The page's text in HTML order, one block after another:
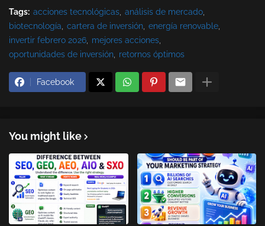
Tags: acciones tecnológicas análisis de mercado
biotecnología
cartera de inversión energía renovable
invertir febrero 2026
mejores acciones
oportunidades de inversión
retornos óptimos
Facebook
You might like